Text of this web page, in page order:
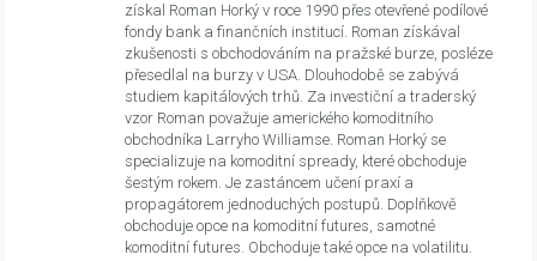
získal Roman Horký v roce 1990 přes otevřené podílové
fondy bank a finančních institucí. Roman získával
zkušenosti s obchodováním na pražské burze, posléze
přesedlal na burzy v USA. Dlouhodobě se zabývá
studiem kapitálových trhů. Za investiční a traderský
vzor Roman považuje amerického komoditního
obchodníka Larryho Williamse. Roman Horký se
specializuje na komoditní spready, které obchoduje
šestým rokem. Je zastáncem učení praxí a
propagátorem jednoduchých postupů. Doplňkově
obchoduje opce na komoditní futures, samotné
komoditní futures. Obchoduje také opce na volatilitu.